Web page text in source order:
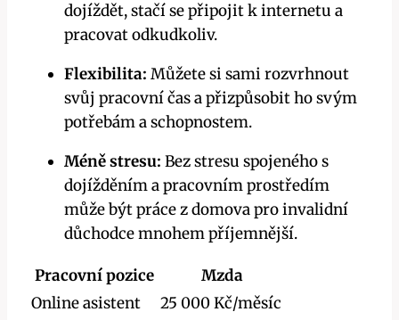
dojíždět, stačí se připojit k internetu a
pracovat odkudkoliv.
Flexibilita: Můžete si sami rozvrhnout
svůj pracovní čas a přizpůsobit ho svým
potřebám a schopnostem.
Méně stresu: Bez stresu spojeného s
dojížděním a pracovním prostředím
může být práce z domova pro invalidní
důchodce mnohem příjemnější.
Pracovní pozice
Mzda
Online asistent
25 000 Kč/měsíc